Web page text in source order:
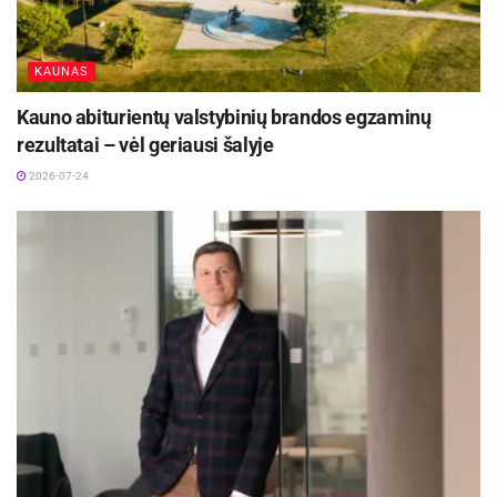
projektų valdymo agentūra.
Savarankiško gyvenimo namų pastato Biržuose, Kaštonų g. 27,
statybos darbai pradėti 2013 m. rugpjūčio mėn. Statybos darbus
2013–2015 m. vykdė UAB „Biržų ranga“. Įgyvendinant projektą,
pastatytas 2 aukštų, 735,69 kv. m naudingo ploto pastatas. Pastate
socialiniam darbuotojui ir poilsio kambarys savarankiško
gyvenimo namų gyventojams.
Savarankiško gyvenimo namų gyventojai gyvens butuose su
atskiromis virtuvėmis, sanitarinėmis patalpomis, sandėliukais.
Butai apstatyti būtiniausiais baldais: lovomis, spintomis, stalais,
kėdėmis. Virtuvėse yra virtuviniai baldai, būtiniausia buitinė
įranga: šaldytuvai, viryklės. Gyventojai galės naudotis 2 skalbimo
mašinomis, poilsio kambaryje žiūrėti televizorių.
KAUNAS
Kauno abiturientų valstybinių brandos egzaminų
rezultatai – vėl geriausi šalyje
2026-07-24